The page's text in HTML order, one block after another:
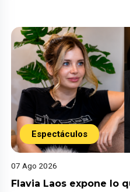
Espectáculos
07 Ago 2026
Flavia Laos expone lo